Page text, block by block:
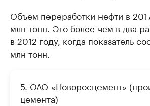
Объем переработки нефти в
млн тонн. Это более чем в два
в 2012 году, когда показатель
млн тонн.
5. ОАО «Новоросцемент»
цемента)